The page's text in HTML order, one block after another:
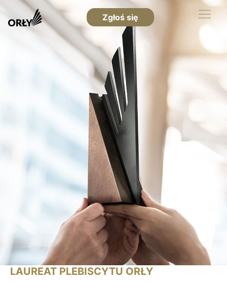
Zgłoś się
LAUREAT PLEBISCYTU ORŁY